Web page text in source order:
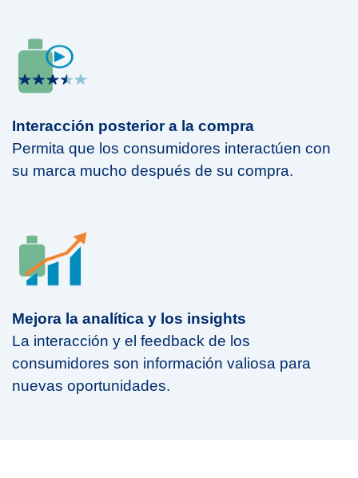
Interacción posterior a la compra
Permita que los consumidores interactúen con
su marca mucho después de su compra.
Mejora la analítica y los insights
La interacción y el feedback de los
consumidores son información valiosa para
nuevas oportunidades.